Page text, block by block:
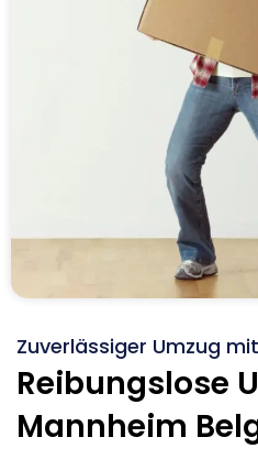
Zuverlässiger Umzug
Reibungslose
Mannheim